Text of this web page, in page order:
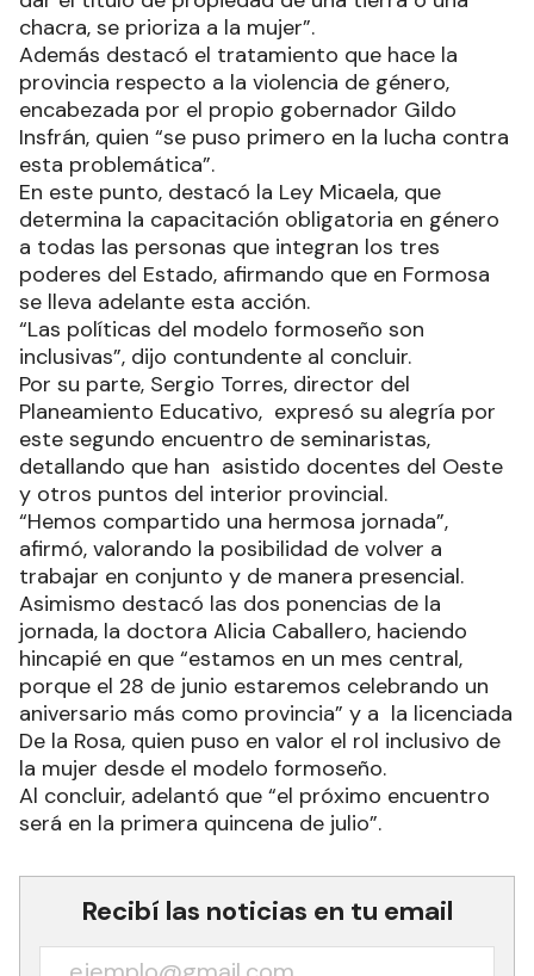
chacra, se prioriza a la mujer”.
Además destacó el tratamiento que hace la
provincia respecto a la violencia de género,
encabezada por el propio gobernador Gildo
Insfrán, quien “se puso primero en la lucha contra
esta problemática”.
En este punto, destacó la Ley Micaela, que
determina la capacitación obligatoria en género
a todas las personas que integran los tres
poderes del Estado, afirmando que en Formosa
se lleva adelante esta acción.
“Las políticas del modelo formoseño son
inclusivas”, dijo contundente al concluir.
Por su parte, Sergio Torres, director del
Planeamiento Educativo, expresó su alegría por
este segundo encuentro de seminaristas,
detallando que han asistido docentes del Oeste
y otros puntos del interior provincial.
“Hemos compartido una hermosa jornada”,
afirmó, valorando la posibilidad de volver a
trabajar en conjunto y de manera presencial.
Asimismo destacó las dos ponencias de la
jornada, la doctora Alicia Caballero, haciendo
hincapié en que “estamos en un mes central,
porque el 28 de junio estaremos celebrando un
aniversario más como provincia” y a la licenciada
De la Rosa, quien puso en valor el rol inclusivo de
la mujer desde el modelo formoseño.
Al concluir, adelantó que “el próximo encuentro
será en la primera quincena de julio”.
Recibí las noticias en tu email